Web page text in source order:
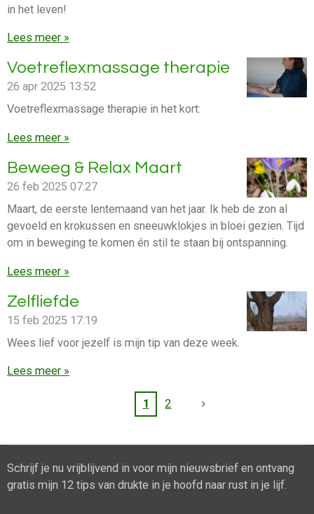
in het leven!
Lees meer »
Voetreflexmassage therapie
26 apr 2025 13:52
Voetreflexmassage therapie in het kort:
Lees meer »
Beweeg & Relax Maart
26 feb 2025 07:27
Maart, de eerste lentemaand van het jaar. Ik heb de zon al
gevoeld en krokussen en sneeuwklokjes in bloei gezien. Tijd
om in beweging te komen én stil te staan bij ontspanning.
Lees meer »
Zelfliefde
15 feb 2025 17:19
Wees lief voor jezelf is mijn tip van deze week.
Lees meer »
1 2
Schrijf je nu vrijblijvend in voor mijn nieuwsbrief en ontvang
gratis mijn 12 tips van drukte in je hoofd naar rust in je lijf.